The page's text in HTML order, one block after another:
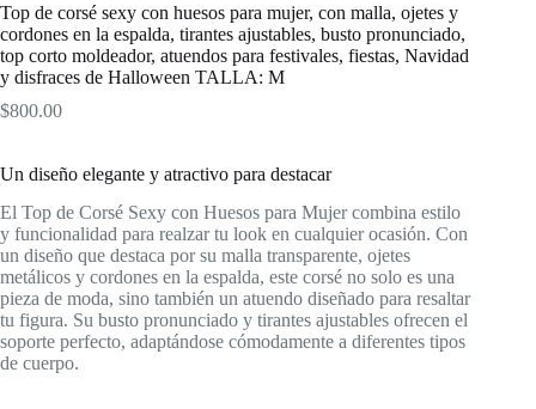
Top de corsé sexy con huesos para mujer, con malla, ojetes y
cordones en la espalda, tirantes ajustables, busto pronunciado,
top corto moldeador, atuendos para festivales, fiestas, Navidad
y disfraces de Halloween TALLA: M
$800.00
Un diseño elegante y atractivo para destacar
El Top de Corsé Sexy con Huesos para Mujer combina estilo
y funcionalidad para realzar tu look en cualquier ocasión. Con
un diseño que destaca por su malla transparente, ojetes
metálicos y cordones en la espalda, este corsé no solo es una
pieza de moda, sino también un atuendo diseñado para resaltar
tu figura. Su busto pronunciado y tirantes ajustables ofrecen el
soporte perfecto, adaptándose cómodamente a diferentes tipos
de cuerpo.